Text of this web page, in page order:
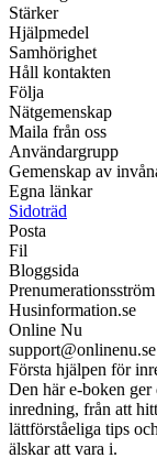
Stärker
Hjälpmedel
Samhörighet
Håll kontakten
Följa
Nätgemenskap
Maila från oss
Användargrupp
Gemenskap av
Egna länkar
Sidoträd
Posta
Fil
Bloggsida
Prenumerationsström
Husinformation.se
Online Nu
support@onlinenu.se
Första hjälpen för
Den här e-boken
inredning, från att
lättförståeliga tips
älskar att vara i.